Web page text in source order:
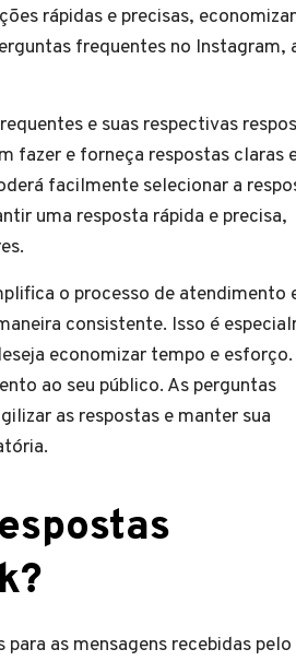
rápidas e precisas,
frequentes no Instagram,
e suas respectivas
fazer e forneça respostas claras
facilmente selecionar a
uma resposta rápida e precisa,
o processo de atendimento
consistente. Isso é
economizar tempo e esforço.
ao seu público. As perguntas
as respostas e manter sua
as mensagens recebidas pelo